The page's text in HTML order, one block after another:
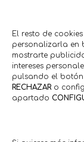
El resto de
personalizarla en
mostrarte
intereses
pulsando el botón
RECHAZARo
apartado
Hasta: